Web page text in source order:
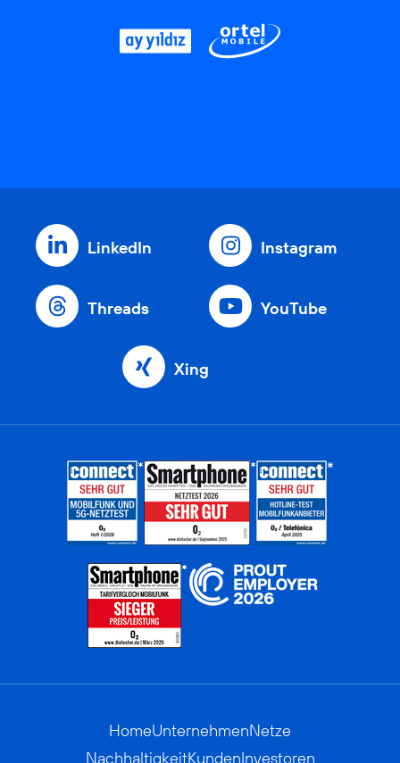
LinkedIn Instagram
Threads YouTube
Xing
HomeUnternehmenNetze
NachhaltigkeitKundenInvestoren